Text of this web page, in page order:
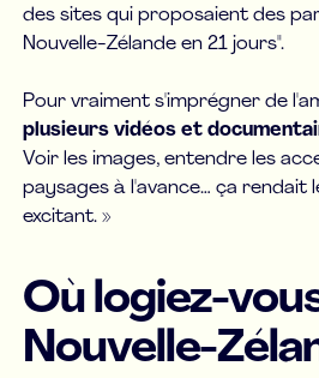
des sites qui proposaient des
Nouvelle-Zélande en 21 jours".
Pour vraiment s'imprégner de
plusieurs vidéos et
Voir les images, entendre les
paysages à l'avance… ça rendait
excitant. »
Où logiez-
Nouvelle-